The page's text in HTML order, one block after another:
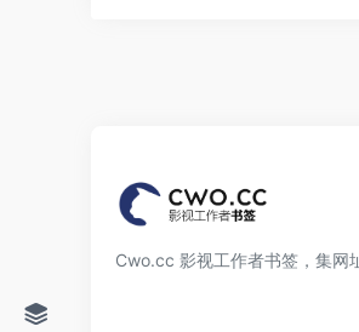
Cwo.cc 影视工作者书签，集网